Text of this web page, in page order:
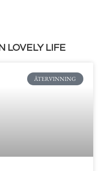
LOVELY LIFE
ÅTERVINNING